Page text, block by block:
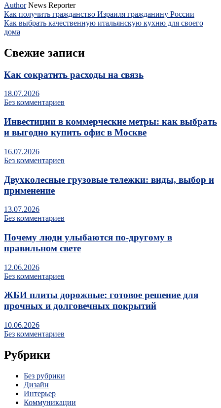
Author News Reporter
Как получить гражданство Израиля гражданину России
Как выбрать качественную итальянскую кухню для своего
дома
Свежие записи
Как сократить расходы на связь
18.07.2026
Без комментариев
Инвестиции в коммерческие метры: как выбрать
и выгодно купить офис в Москве
16.07.2026
Без комментариев
Двухколесные грузовые тележки: виды, выбор и
применение
13.07.2026
Без комментариев
Почему люди улыбаются по‑другому в
правильном свете
12.06.2026
Без комментариев
ЖБИ плиты дорожные: готовое решение для
прочных и долговечных покрытий
10.06.2026
Без комментариев
Рубрики
Без рубрики
Дизайн
Интерьер
Коммуникации